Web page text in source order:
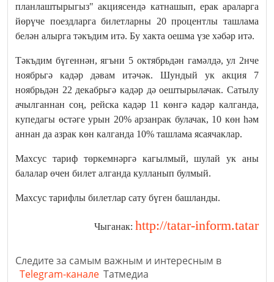
планлаштырыгыз" акциясендә катнашып, ерак араларга
йөрүче поездларга билетларны 20 процентлы ташлама
белән алырга тәкъдим итә. Бу хакта оешма үзе хәбәр итә.
Тәкъдим бүгеннән, ягъни 5 октябрьдән гамәлдә, ул 2нче
ноябрьгә кадәр дәвам итәчәк. Шундый ук акция 7
ноябрьдән 22 декабрьгә кадәр дә оештырылачак. Сатылу
ачылганнан соң, рейска кадәр 11 көнгә кадәр калганда,
купедагы өстәге урын 20% арзанрак булачак, 10 көн һәм
аннан да азрак көн калганда 10% ташлама ясаячаклар.
Махсус тариф төркемнәргә кагылмый, шулай ук аны
балалар өчен билет алганда кулланып булмый.
Махсус тарифлы билетлар сату бүген башланды.
Чыганак: http://tatar-inform.tatar
Следите за самым важным и интересным в
Telegram-канале Татмедиа